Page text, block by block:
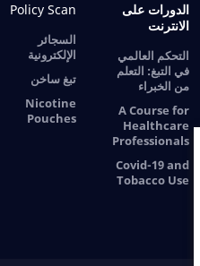
الدورات على
الانترنت
التحكم العالمي
في التبغ: التعلم
من الخبراء
A Course for
Healthcare
Professionals
Covid-19 and
Tobacco Use
Policy Scan
السجائر
الإلكترونية
تبغ ساخن
Nicotine
Pouches